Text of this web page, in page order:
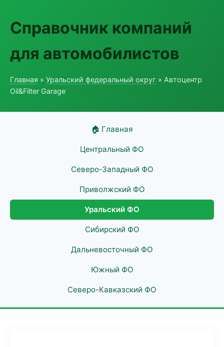
Справочник компаний
для автомобилистов
Главная » Уральский федеральный округ » Автоцентр
Oil&Filter Garage
🏠 Главная
Центральный ФО
Северо-Западный ФО
Приволжский ФО
Уральский ФО
Сибирский ФО
Дальневосточный ФО
Южный ФО
Северо-Кавказский ФО